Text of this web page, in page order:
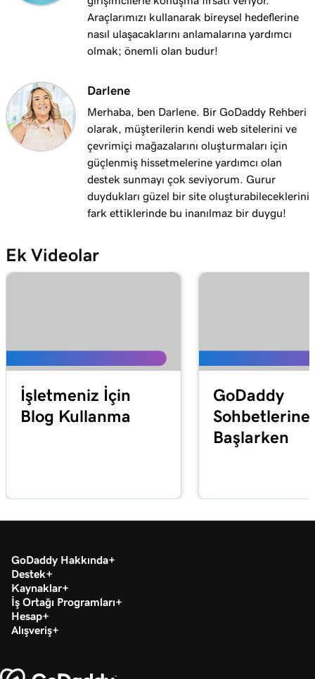
Araçlarımızı kullanarak bireysel hedeflerine
nasıl ulaşacaklarını anlamalarına yardımcı
olmak; önemli olan budur!
Darlene
Merhaba, ben Darlene. Bir GoDaddy Rehberi
olarak, müşterilerin kendi web sitelerini ve
çevrimiçi mağazalarını oluşturmaları için
güçlenmiş hissetmelerine yardımcı olan
destek sunmayı çok seviyorum. Gurur
duydukları güzel bir site oluşturabileceklerini
fark ettiklerinde bu inanılmaz bir duygu!
Ek Videolar
İşletmeniz İçin
Blog Kullanma
GoDaddy
Sohbetlerine
Başlarken
GoDaddy Hakkında
Destek
Kaynaklar
İş Ortağı Programları
Hesap
Alışveriş